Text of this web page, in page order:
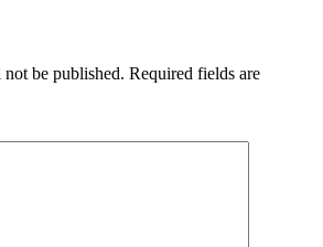
be published. Required fields are